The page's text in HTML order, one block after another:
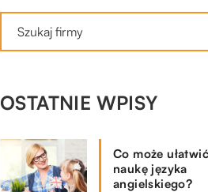
OSTATNIE WPISY
Co może
naukę języka
angielskiego?